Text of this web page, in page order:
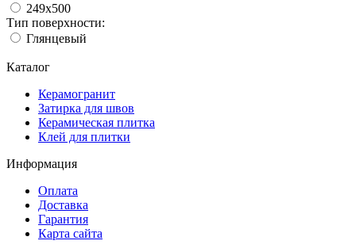
249x500
Тип поверхности:
Глянцевый
Каталог
Керамогранит
Затирка для швов
Керамическая плитка
Клей для плитки
Информация
Оплата
Доставка
Гарантия
Карта сайта